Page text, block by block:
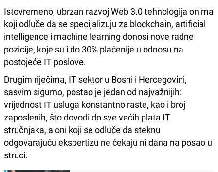
Istovremeno, ubrzan razvoj Web 3.0 tehnologija onima
koji odluče da se specijalizuju za blockchain, artificial
intelligence i machine learning donosi nove radne
pozicije, koje su i do 30% plaćenije u odnosu na
postojeće IT poslove.
Drugim riječima, IT sektor u Bosni i Hercegovini,
sasvim sigurno, postao je jedan od najvažnijih:
vrijednost IT usluga konstantno raste, kao i broj
zaposlenih, što dovodi do sve većih plata IT
stručnjaka, a oni koji se odluče da steknu
odgovarajuću ekspertizu ne čekaju ni dana na posao u
struci.